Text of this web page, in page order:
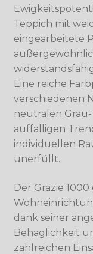
Teppich mit
eingearbeitete
Eine reiche
verschiedenen
neutralen
auffälligen
individuellen
unerfüllt.
Der Grazie
dank seiner
Behaglichkeit
zahlreichen